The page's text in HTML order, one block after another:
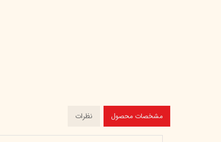
مشخصات محصول نظرات